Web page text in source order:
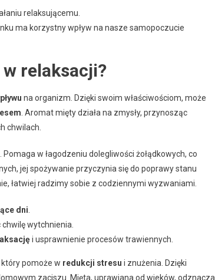
relaksującemu.
ma korzystny wpływ na nasze samopoczucie
relaksacji?
na organizm. Dzięki swoim właściwościom, może
. Aromat mięty działa na zmysły, przynosząc
chwilach.
. Pomaga w łagodzeniu dolegliwości żołądkowych, co
jej spożywanie przyczynia się do poprawy stanu
łatwiej radzimy sobie z codziennymi wyzwaniami.
dni
wytchnienia.
i usprawnienie procesów trawiennych.
pomoże w redukcji stresu i znużenia. Dzięki
zaciszu. Mięta, uprawiana od wieków, odznacza